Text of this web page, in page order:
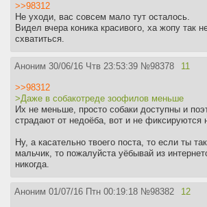
>>98312
Не уходи, вас совсем мало тут осталось.
Видел вчера коника красивого, ха жопу так
схватиться.
Аноним 30/06/16 Чтв 23:53:39 №98378 11
>>98312
>Даже в собакотреде зоофилов меньше
Их не меньше, просто собаки доступны и
страдают от недоёба, вот и не фиксируются
Ну, а касательно твоего поста, то если ты
мальчик, то пожалуйста уёбывай из
никогда.
Аноним 01/07/16 Птн 00:19:18 №98382 12